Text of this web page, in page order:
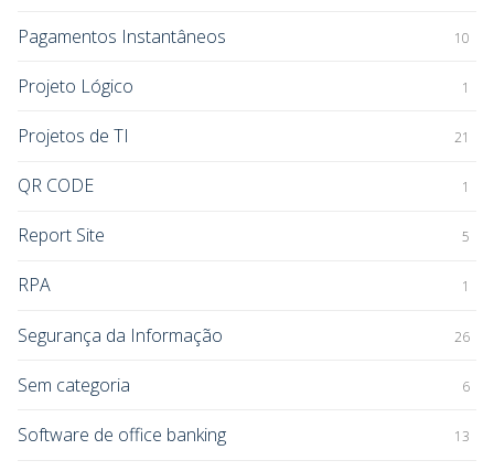
Pagamentos Instantâneos 10
Projeto Lógico 1
Projetos de TI 21
QR CODE 1
Report Site 5
RPA 1
Segurança da Informação 26
Sem categoria 6
Software de office banking 13